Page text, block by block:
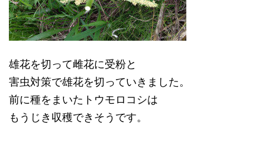
雄花を切って雌花に受粉と
害虫対策で雄花を切っていきました。
前に種をまいたトウモロコシは
もうじき収穫できそうです。